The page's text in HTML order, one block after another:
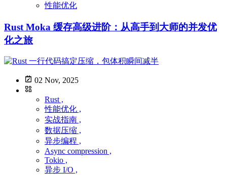
性能优化
Rust Moka 缓存高级进阶：从高手到大师的并发优
化之旅
02 Nov, 2025
Rust ,
性能优化 ,
实战指南 ,
数据压缩 ,
异步编程 ,
Async compression ,
Tokio ,
异步 I/O ,